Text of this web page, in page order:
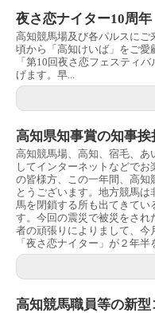
夜さ恋ナイター10周
高知競馬場及び各パルスにご
頃から「高知けいば」をご愛
「第10回夜さ恋フェスティ
げます。早...
高知県知事賞の知事
高知競馬場、高知、宿毛、あ
してインターネットなどで
の皆様方、この一年間、高
とうございます。地方競馬
馬を閉鎖する所も出てきてい
す。今回の震災で被災をさ
者の頑張りによりまして、今
「夜さ恋ナイター」が２年半
高知競馬職員等の新